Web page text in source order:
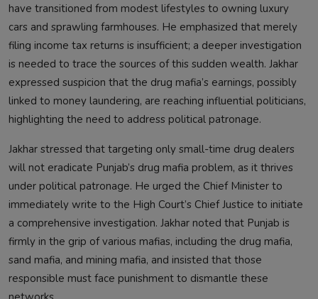
have transitioned from modest lifestyles to owning luxury
cars and sprawling farmhouses. He emphasized that merely
filing income tax returns is insufficient; a deeper investigation
is needed to trace the sources of this sudden wealth. Jakhar
expressed suspicion that the drug mafia’s earnings, possibly
linked to money laundering, are reaching influential politicians,
highlighting the need to address political patronage.
Jakhar stressed that targeting only small-time drug dealers
will not eradicate Punjab’s drug mafia problem, as it thrives
under political patronage. He urged the Chief Minister to
immediately write to the High Court’s Chief Justice to initiate
a comprehensive investigation. Jakhar noted that Punjab is
firmly in the grip of various mafias, including the drug mafia,
sand mafia, and mining mafia, and insisted that those
responsible must face punishment to dismantle these